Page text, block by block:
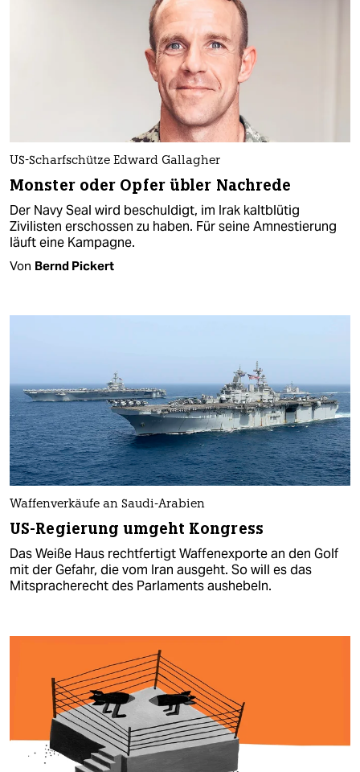
US-Scharfschütze Edward Gallagher
Monster oder Opfer übler Nachrede
Der Navy Seal wird beschuldigt, im Irak kaltblütig
Zivilisten erschossen zu haben. Für seine Amnestierung
läuft eine Kampagne.
Von Bernd Pickert
Waffenverkäufe an Saudi-Arabien
US-Regierung umgeht Kongress
Das Weiße Haus rechtfertigt Waffenexporte an den Golf
mit der Gefahr, die vom Iran ausgeht. So will es das
Mitspracherecht des Parlaments aushebeln.